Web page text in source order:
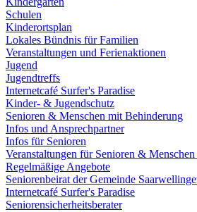
Schulen
Kinderortsplan
Lokales Bündnis für Familien
Veranstaltungen und Ferienaktionen
Jugend
Jugendtreffs
Internetcafé Surfer's Paradise
Kinder- & Jugendschutz
Senioren & Menschen mit Behinderung
Infos und Ansprechpartner
Infos für Senioren
Veranstaltungen für Senioren &
Regelmäßige Angebote
Seniorenbeirat der Gemeinde
Internetcafé Surfer's Paradise
Seniorensicherheitsberater